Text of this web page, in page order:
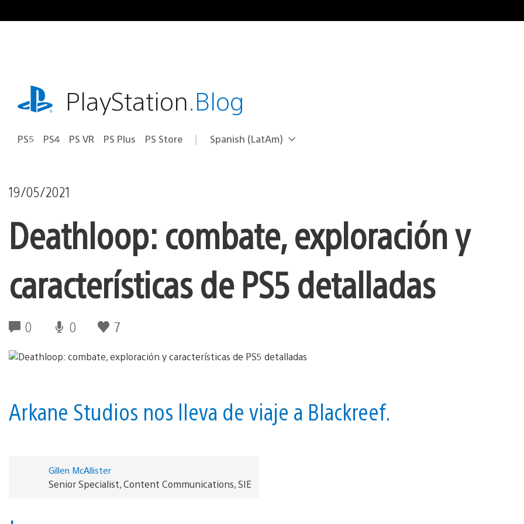
al
playstation.comPlayStation.Blog
PS5 PS4 PS VR PS Plus PS Store Elige
Región
Spanish (LatAm)
19/05/2021
Deathloop: combate, exploración y
características de PS5 detalladas
0 0 7
Arkane Studios nos lleva de viaje a Blackreef.
Gillen McAllister
Senior Specialist, Content Communications, SIE